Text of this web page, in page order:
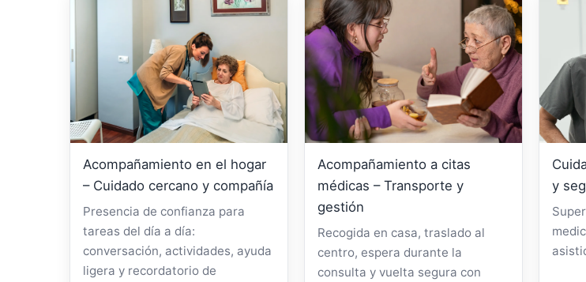
Acompañamiento en el hogar
– Cuidado cercano y compañía
Presencia de confianza para
tareas del día a día:
conversación, actividades, ayuda
ligera y recordatorio de
Acompañamiento a citas
médicas – Transporte y
gestión
Recogida en casa, traslado al
centro, espera durante la
consulta y vuelta segura con
y